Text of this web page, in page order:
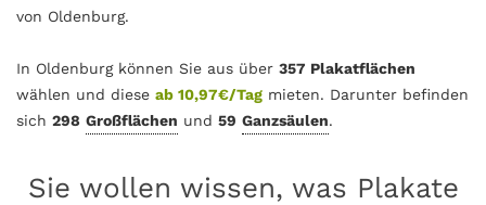
von Oldenburg.
In Oldenburg können Sie aus über 357 Plakatflächen
wählen und diese ab 10,97€/Tag mieten. Darunter befinden
sich 298 Großflächen und 59 Ganzsäulen.
Sie wollen wissen, was Plakate